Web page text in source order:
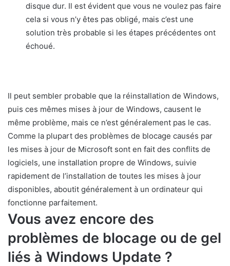
disque dur. Il est évident que vous ne voulez pas faire
cela si vous n’y êtes pas obligé, mais c’est une
solution très probable si les étapes précédentes ont
échoué.
Il peut sembler probable que la réinstallation de Windows,
puis ces mêmes mises à jour de Windows, causent le
même problème, mais ce n’est généralement pas le cas.
Comme la plupart des problèmes de blocage causés par
les mises à jour de Microsoft sont en fait des conflits de
logiciels, une installation propre de Windows, suivie
rapidement de l’installation de toutes les mises à jour
disponibles, aboutit généralement à un ordinateur qui
fonctionne parfaitement.
Vous avez encore des
problèmes de blocage ou de gel
liés à Windows Update ?